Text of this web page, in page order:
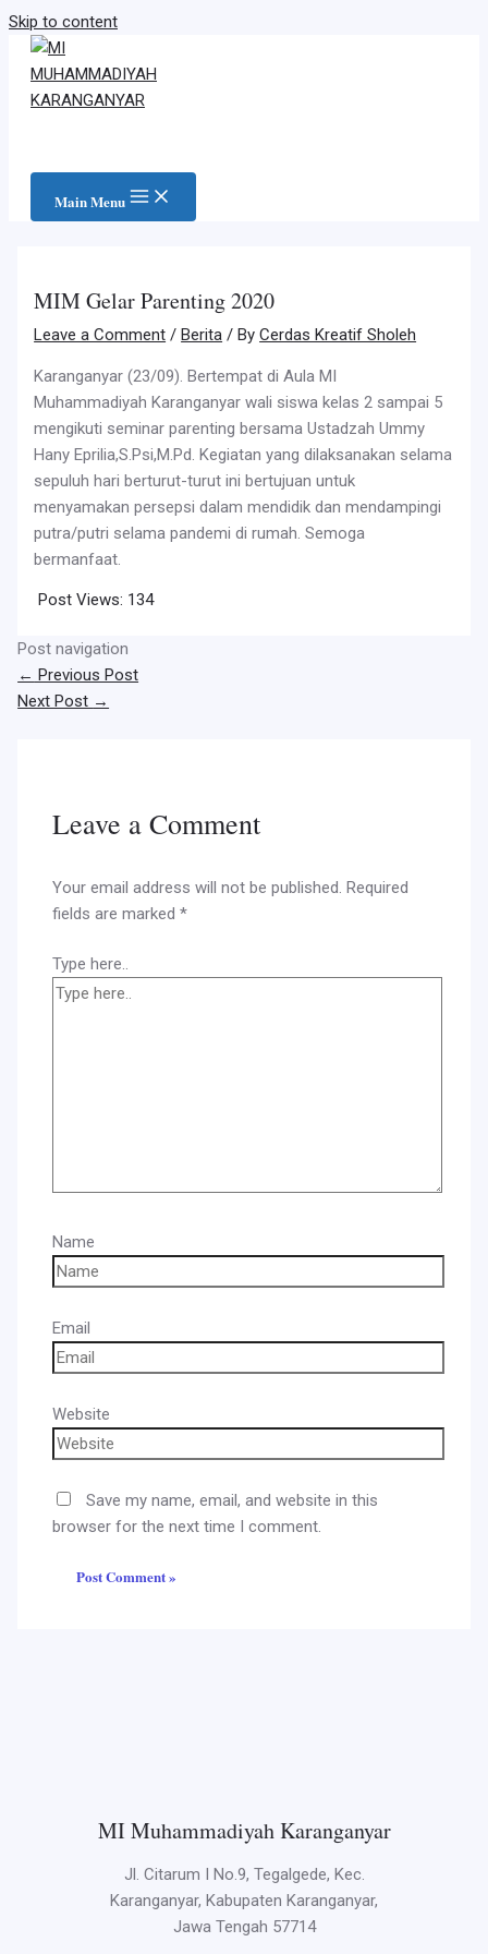
Skip to content
Main Menu
MIM Gelar Parenting 2020
Leave a Comment /Berita / ByCerdas Kreatif Sholeh
Karanganyar (23/09). Bertempat di Aula MI
Muhammadiyah Karanganyar wali siswa kelas 2 sampai 5
mengikuti seminar parenting bersama Ustadzah Ummy
Hany Eprilia,S.Psi,M.Pd. Kegiatan yang dilaksanakan selama
sepuluh hari berturut-turut ini bertujuan untuk
menyamakan persepsi dalam mendidik dan mendampingi
putra/putri selama pandemi di rumah. Semoga
bermanfaat.
Post Views: 134
Post navigation
← Previous Post
Next Post →
Leave a Comment
Your email address will not be published. Required
fields are marked*
Type here..
Name
Email
Website
Save my name, email, and website in this
browser for the next time I comment.
MI Muhammadiyah Karanganyar
Jl. Citarum I No.9, Tegalgede, Kec.
Karanganyar, Kabupaten Karanganyar,
Jawa Tengah 57714